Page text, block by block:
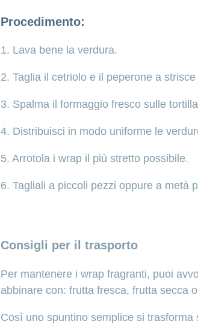
Procedimento:
1. Lava bene la verdura.
2. Taglia il cetriolo e il peperone a
3. Spalma il formaggio fresco sulle
4. Distribuisci in modo uniforme le
5. Arrotola i wrap il più stretto possibile.
6. Tagliali a piccoli pezzi oppure a metà
Consigli per il trasporto
Per mantenere i wrap fragranti, puoi
abbinare con: frutta fresca, frutta secca
Così uno spuntino semplice si